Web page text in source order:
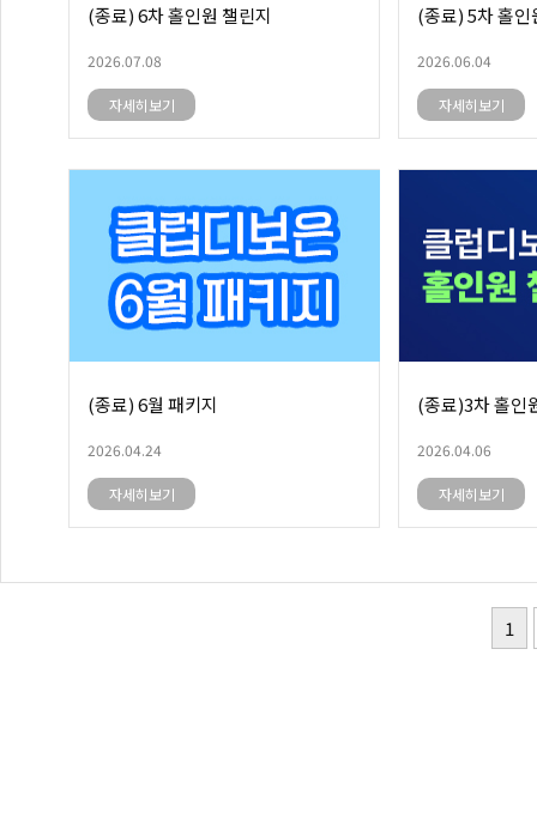
(종료) 6차 홀인원 챌린지
2026.07.08
자세히보기
(종료) 5차 홀인
2026.06.04
자세히보기
(종료) 6월 패키지
2026.04.24
자세히보기
(종료)3차 홀인
2026.04.06
자세히보기
1